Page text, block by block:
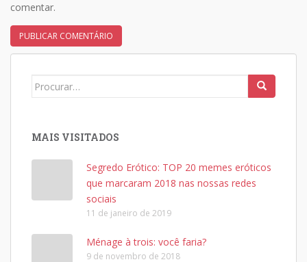
comentar.
Search
MAIS VISITADOS
Segredo Erótico: TOP 20 memes eróticos
que marcaram 2018 nas nossas redes
sociais
11 de janeiro de 2019
Ménage à trois: você faria?
9 de novembro de 2018